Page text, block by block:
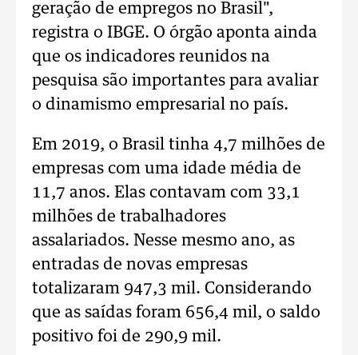
geração de empregos no Brasil",
registra o IBGE. O órgão aponta ainda
que os indicadores reunidos na
pesquisa são importantes para avaliar
o dinamismo empresarial no país.
Em 2019, o Brasil tinha 4,7 milhões de
empresas com uma idade média de
11,7 anos. Elas contavam com 33,1
milhões de trabalhadores
assalariados. Nesse mesmo ano, as
entradas de novas empresas
totalizaram 947,3 mil. Considerando
que as saídas foram 656,4 mil, o saldo
positivo foi de 290,9 mil.